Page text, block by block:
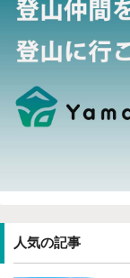
人気の記事